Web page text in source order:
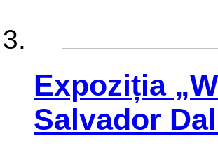
Expoziția
Salvador